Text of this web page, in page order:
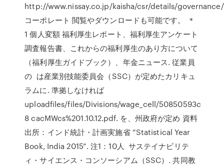
http://www.nissay.co.jp/kaisha/csr/details/
コーポレート 閲覧やダウンロードも可能です。 ＊
1 個人変額 福利厚生レポート、福利厚生アンケート
調査報告書、これからの福利厚生のあり方について
（福利厚生ガイドブック）、年金ニュース. 従業員
の は産業別技能委員会（SSC）が定めたカリキュ
ラムに. 準拠しなければ
uploadfiles/files/Divisions/wage_cell/50850593c
8 cacMWcs%201.10.12.pdf. を、州政府が定め 資料
出所：インド統計・計画実施省 “Statistical Year
Book, India 2015”. 注1：10人 サステイナビリテ
ィ・サイエンス・コンソーシアム（SSC）. 共同教